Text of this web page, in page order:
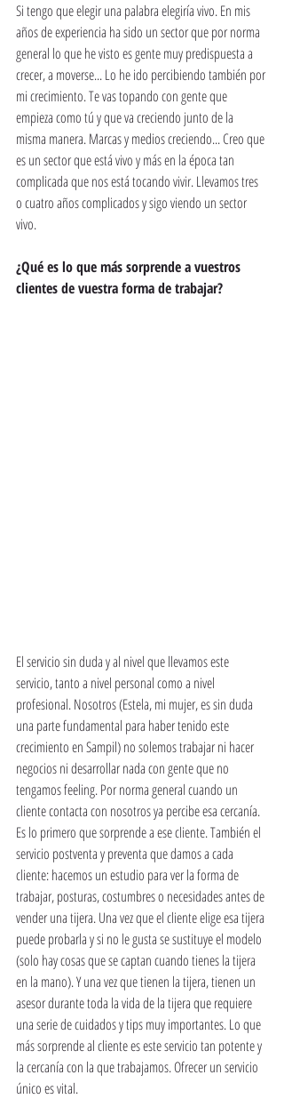
Si tengo que elegir una palabra elegiría vivo. En mis
años de experiencia ha sido un sector que por norma
general lo que he visto es gente muy predispuesta a
crecer, a moverse... Lo he ido percibiendo también por
mi crecimiento. Te vas topando con gente que
empieza como tú y que va creciendo junto de la
misma manera. Marcas y medios creciendo... Creo que
es un sector que está vivo y más en la época tan
complicada que nos está tocando vivir. Llevamos tres
o cuatro años complicados y sigo viendo un sector
vivo.
¿Qué es lo que más sorprende a vuestros
clientes de vuestra forma de trabajar?
El servicio sin duda y al nivel que llevamos este
servicio, tanto a nivel personal como a nivel
profesional. Nosotros (Estela, mi mujer, es sin duda
una parte fundamental para haber tenido este
crecimiento en Sampil) no solemos trabajar ni hacer
negocios ni desarrollar nada con gente que no
tengamos feeling. Por norma general cuando un
cliente contacta con nosotros ya percibe esa cercanía.
Es lo primero que sorprende a ese cliente. También el
servicio postventa y preventa que damos a cada
cliente: hacemos un estudio para ver la forma de
trabajar, posturas, costumbres o necesidades antes de
vender una tijera. Una vez que el cliente elige esa tijera
puede probarla y si no le gusta se sustituye el modelo
(solo hay cosas que se captan cuando tienes la tijera
en la mano). Y una vez que tienen la tijera, tienen un
asesor durante toda la vida de la tijera que requiere
una serie de cuidados y tips muy importantes. Lo que
más sorprende al cliente es este servicio tan potente y
la cercanía con la que trabajamos. Ofrecer un servicio
único es vital.